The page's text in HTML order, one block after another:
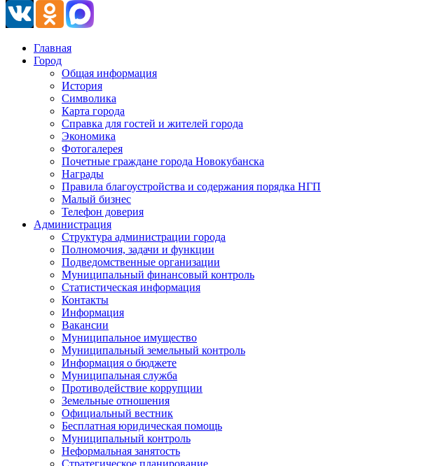
Главная
Город
Общая информация
История
Символика
Карта города
Справка для гостей и жителей города
Экономика
Фотогалерея
Почетные граждане города Новокубанска
Награды
Правила благоустройства и содержания порядка НГП
Малый бизнес
Телефон доверия
Администрация
Структура администрации города
Полномочия, задачи и функции
Подведомственные организации
Муниципальный финансовый контроль
Статистическая информация
Контакты
Информация
Вакансии
Муниципальное имущество
Муниципальный земельный контроль
Информация о бюджете
Муниципальная служба
Противодействие коррупции
Земельные отношения
Официальный вестник
Бесплатная юридическая помощь
Муниципальный контроль
Неформальная занятость
Стратегическое планирование